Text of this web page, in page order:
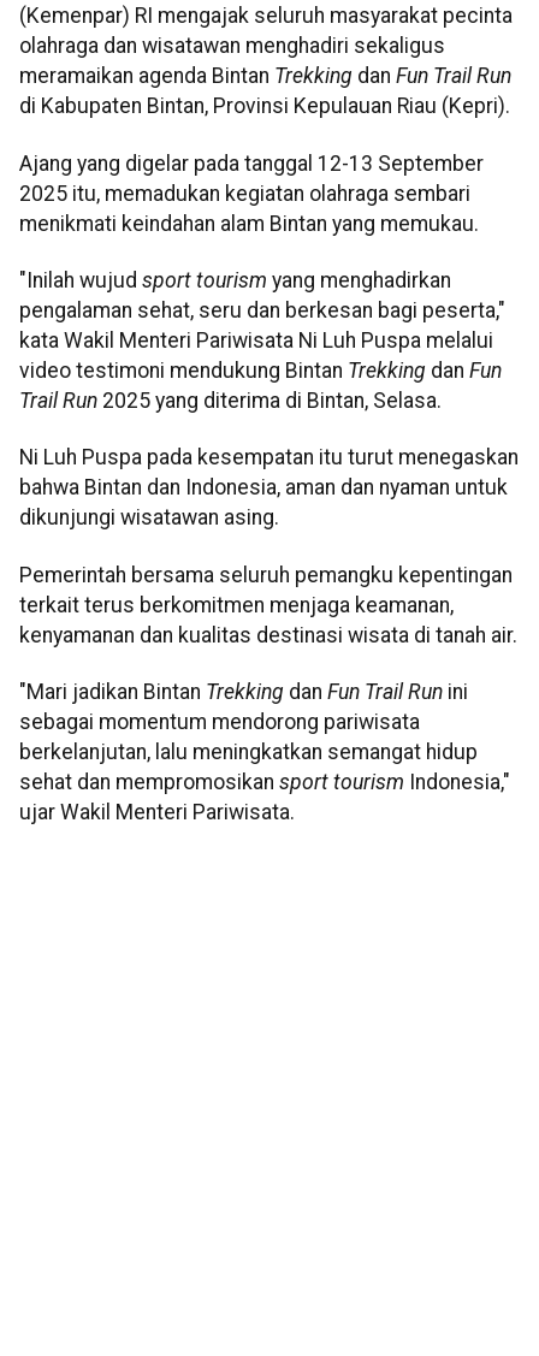
(Kemenpar) RI mengajak seluruh masyarakat pecinta
olahraga dan wisatawan menghadiri sekaligus
meramaikan agenda Bintan Trekking dan Fun Trail Run
di Kabupaten Bintan, Provinsi Kepulauan Riau (Kepri).
Ajang yang digelar pada tanggal 12-13 September
2025 itu, memadukan kegiatan olahraga sembari
menikmati keindahan alam Bintan yang memukau.
"Inilah wujud sport tourism yang menghadirkan
pengalaman sehat, seru dan berkesan bagi peserta,"
kata Wakil Menteri Pariwisata Ni Luh Puspa melalui
video testimoni mendukung Bintan Trekking dan Fun
Trail Run 2025 yang diterima di Bintan, Selasa.
Ni Luh Puspa pada kesempatan itu turut menegaskan
bahwa Bintan dan Indonesia, aman dan nyaman untuk
dikunjungi wisatawan asing.
Pemerintah bersama seluruh pemangku kepentingan
terkait terus berkomitmen menjaga keamanan,
kenyamanan dan kualitas destinasi wisata di tanah air.
"Mari jadikan Bintan Trekking dan Fun Trail Run ini
sebagai momentum mendorong pariwisata
berkelanjutan, lalu meningkatkan semangat hidup
sehat dan mempromosikan sport tourism Indonesia,"
ujar Wakil Menteri Pariwisata.